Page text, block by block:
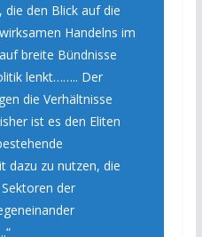
die den Blick auf die
Handelns im
breite Bündnisse
lenkt…….. Der
die Verhältnisse
ist es den Eliten
dazu zu nutzen, die
der